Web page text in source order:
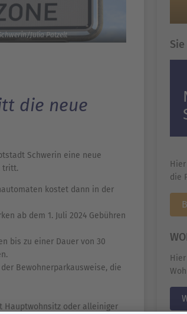
Julia Patzelt
die neue
Schwerin eine neue
tritt.
kostet dann in der
ab dem 1. Juli 2024 Gebühren
bis zu einer Dauer von 30
Bewohnerparkausweise, die
Hauptwohnsitz oder alleiniger
die